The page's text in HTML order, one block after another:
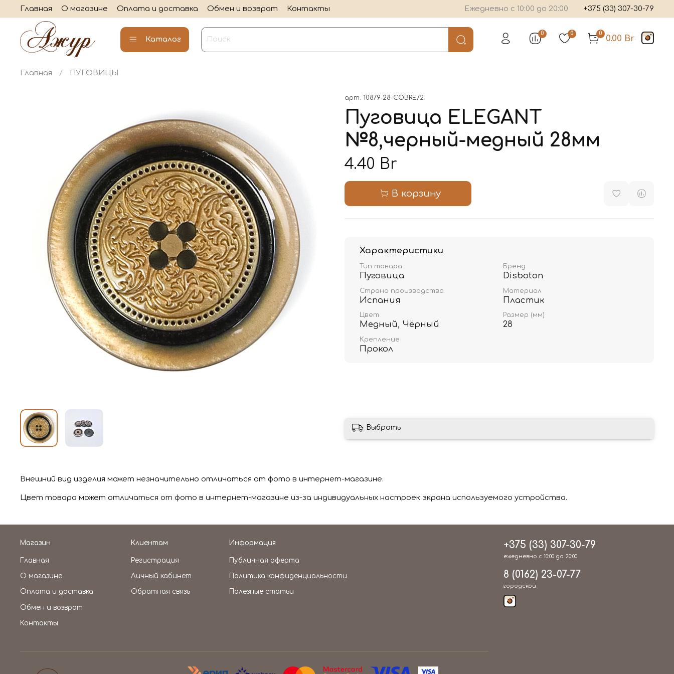
Главная О магазине Оплата и доставка Обмен и возврат Контакты Ежедневно с 10:00 до 20:00 +375 (33) 307-30-79
Каталог
0 0 0
0.00 Br
Главная ПУГОВИЦЫ
арт. 10879-28-COBRE/2
Пуговица ELEGANT
№8,черный-медный 28мм
4.40 Br
В корзину
Характеристики
Тип товара
Пуговица
Бренд
Disboton
Страна производства
Испания
Материал
Пластик
Цвет
Медный, Чёрный
Размер (мм)
28
Крепление
Прокол
Выбрать
Внешний вид изделия может незначительно отличаться от фото в интернет-магазине.
Цвет товара может отличаться от фото в интернет-магазине из-за индивидуальных настроек экрана используемого устройства.
Магазин
Главная
О магазине
Оплата и доставка
Обмен и возврат
Контакты
Клиентам
Регистрация
Личный кабинет
Обратная связь
Информация
Публичная оферта
Политика конфиденциальности
Полезные статьи
+375 (33) 307-30-79
ежедневно с 10:00 до 20:00
8 (0162) 23-07-77
городской